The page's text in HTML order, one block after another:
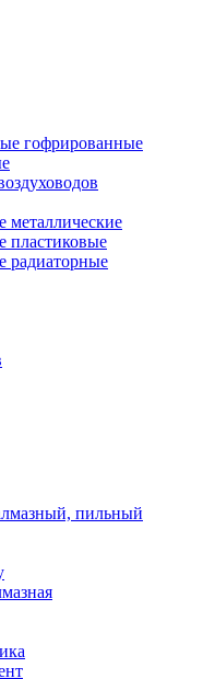
гофрированные
металлические
пластиковые
радиаторные
пильный